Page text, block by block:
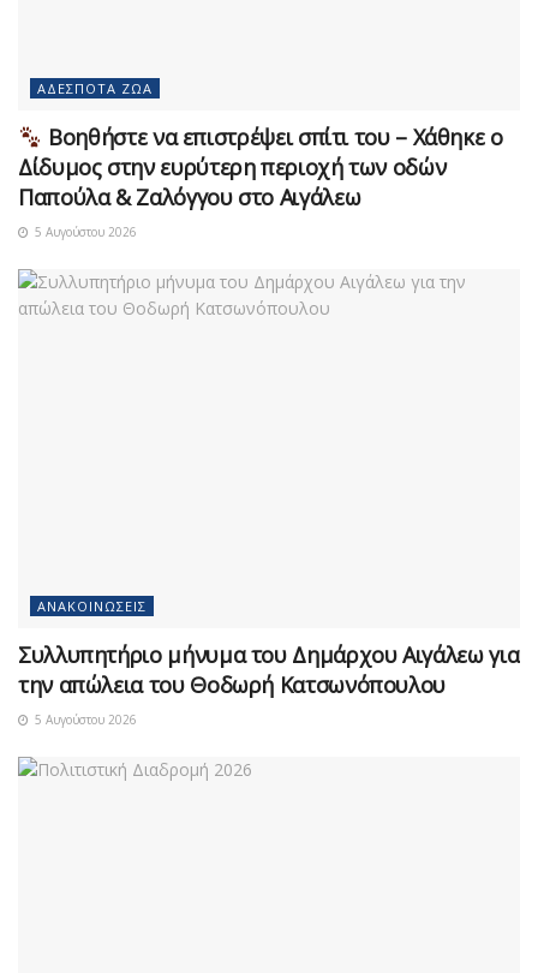
ΑΔΈΣΠΟΤΑ ΖΏΑ
Βοηθήστε να επιστρέψει σπίτι του – Χάθηκε ο
Δίδυμος στην ευρύτερη περιοχή των οδών
Παπούλα & Ζαλόγγου στο Αιγάλεω
5 Αυγούστου 2026
ΑΝΑΚΟΙΝΏΣΕΙΣ
Συλλυπητήριο μήνυμα του Δημάρχου Αιγάλεω για
την απώλεια του Θοδωρή Κατσωνόπουλου
5 Αυγούστου 2026